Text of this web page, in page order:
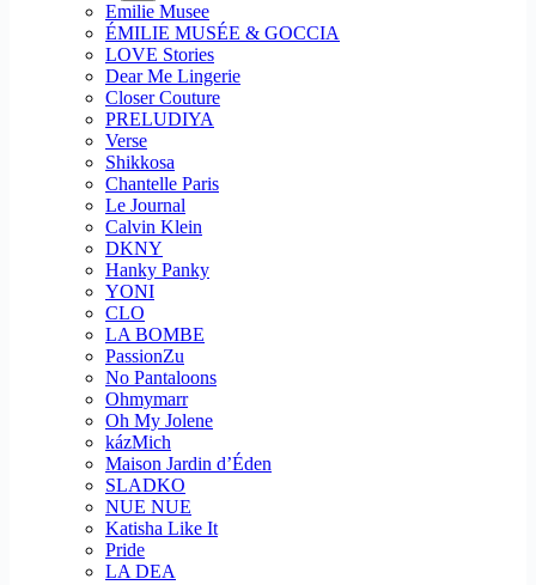
Emilie Musee
ÉMILIE MUSÉE & GOCCIA
LOVE Stories
Dear Me Lingerie
Closer Couture
PRELUDIYA
Verse
Shikkosa
Chantelle Paris
Le Journal
Calvin Klein
DKNY
Hanky Panky
YONI
CLO
LA BOMBE
PassionZu
No Pantaloons
Ohmymarr
Oh My Jolene
kázMich
Maison Jardin d’Éden
SLADKO
NUE NUE
Katisha Like It
Pride
LA DEA